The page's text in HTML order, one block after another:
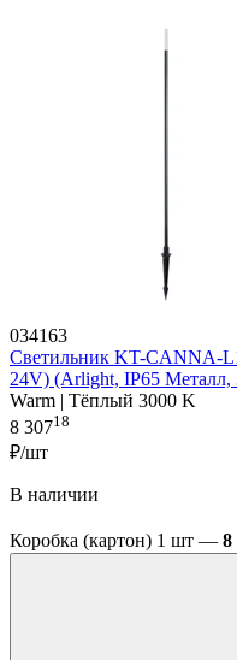
034163
Светильник KT-CANNA-
24V) (Arlight, IP65 Металл,
Warm | Тёплый 3000 K
8 30718
₽/шт
В наличии
Коробка (картон) 1 шт — 8